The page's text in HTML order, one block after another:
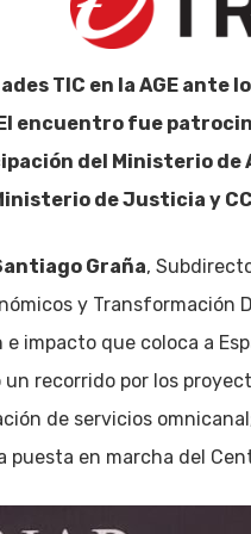
TIC en la AGE ante
encuentro fue
del Ministerio
de Justicia y
Graña,
y
impacto que coloca a
recorrido por los
de servicios
puesta en marcha del